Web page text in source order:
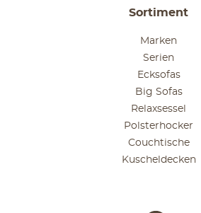
Sortiment
Marken
Serien
Ecksofas
Big Sofas
Relaxsessel
Polsterhocker
Couchtische
Kuscheldecken